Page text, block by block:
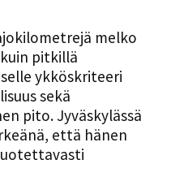
melko
pitkillä
ykköskriteeri
sekä
pito. Jyväskylässä
että hänen